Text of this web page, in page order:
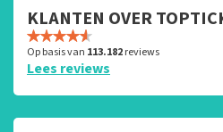
KLANTEN OVER
Op basis van 113.182reviews
Lees reviews